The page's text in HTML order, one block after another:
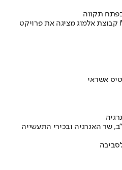
תקווה
קבוצת אלמוג מציגה את פרויקט MALA: מגדלי הפרימיום האחרונים
שר האנרגיה ובכירי התעשייה